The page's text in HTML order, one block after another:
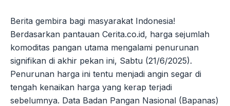
Berita gembira bagi masyarakat Indonesia!
Berdasarkan pantauan Cerita.co.id, harga sejumlah
komoditas pangan utama mengalami penurunan
signifikan di akhir pekan ini, Sabtu (21/6/2025).
Penurunan harga ini tentu menjadi angin segar di
tengah kenaikan harga yang kerap terjadi
sebelumnya. Data Badan Pangan Nasional (Bapanas)